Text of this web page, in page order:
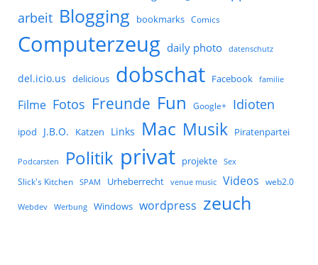
arbeit Blogging bookmarks Comics
Computerzeug daily photo datenschutz
del.icio.us delicious dobschat Facebook familie
Filme Fotos Freunde Fun Google+ Idioten
ipod J.B.O. Katzen Links Mac Musik Piratenpartei
Podcarsten Politik privat projekte Sex
Slick's Kitchen SPAM Urheberrecht venue music Videos web2.0
Webdev Werbung Windows wordpress zeuch